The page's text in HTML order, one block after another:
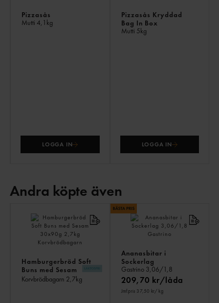
Pizzasås
Mutti 4,1kg
LOGGA IN
Pizzasås Kryddad
Bag In Box
Mutti 5kg
LOGGA IN
Andra köpte även
Hamburgerbröd Soft
Buns med Sesam
30x90g
Korvbrödbagarn 2,7kg
Ananasbitar i
Sockerlag
Gastrino 3,06/1,8
209,70 kr/låda
Jmf.pris 37,50 kr/ kg